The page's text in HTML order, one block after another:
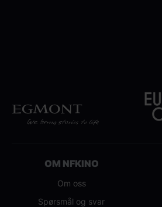
OM NFKINO
Om oss
Spørsmål og svar